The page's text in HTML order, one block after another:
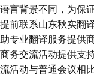
言背景不同，为保
前联系山东秋实翻
专业翻译服务提供
务交流活动提供支持
活动与普通会议相